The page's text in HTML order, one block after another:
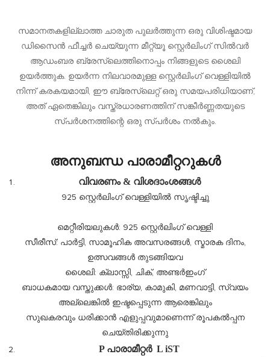
സമാനതകളില്ലാത്ത ചാരുത പുലർത്തുന്ന ഒരു വിശിഷ്ടമായ
ഡിസൈൻ ഫീച്ചർ ചെയ്യുന്ന മീറ്റ്യൂ സ്റ്റെർലിംഗ് സിൽവർ
ആഡംബര ബ്രേസ്ലെത്തിനൊപ്പം നിങ്ങളുടെ ശൈലി
ഉയർത്തുക. ഉയർന്ന നിലവാരമുള്ള സ്റ്റെർലിംഗ് വെള്ളിയിൽ
നിന്ന് കരകയമായി, ഈ ബ്രേസ്ലെറ്റ് ഒരു സമയപരിധിയാണ്,
അത് ഏതെങ്കിലും വസ്ത്രധാരണത്തിന് സങ്കീർണ്ണതയുടെ
സ്പർശനത്തിന്റെ ഒരു സ്പർശം നൽകും.
അനുബന്ധ പാരാമീറ്ററുകൾ
വിവരണം & വിശദാംശങ്ങൾ
925 സ്റ്റെർലിംഗ് വെള്ളിയിൽ സൃഷ്ടിച്ചു
മെറ്റീരിയലുകൾ: 925 സ്റ്റെർലിംഗ് വെള്ളി
സീരീസ്: പാർട്ടി, സാമൂഹിക അവസരങ്ങൾ, സ്മാരക ദിനം,
ഉത്സവങ്ങൾ തുടങ്ങിയവ
ശൈലി: ക്ലാസ്സി, ചിക്, അണ്ടർഇംഗ്
ബാധകമായ വസ്തുക്കൾ: ഭാര്യ, കാമുകി, മണവാട്ടി, സ്വയം
അല്ലെങ്കിൽ ഇഷ്ടപ്പെടുന്ന ആരെങ്കിലും
സുഖകരവും ധരിക്കാൻ എളുപ്പവുമാണെന്ന് രൂപകൽപ്പന
ചെയ്തിരിക്കുന്നു
Pപാരാമീറ്റർ L iST